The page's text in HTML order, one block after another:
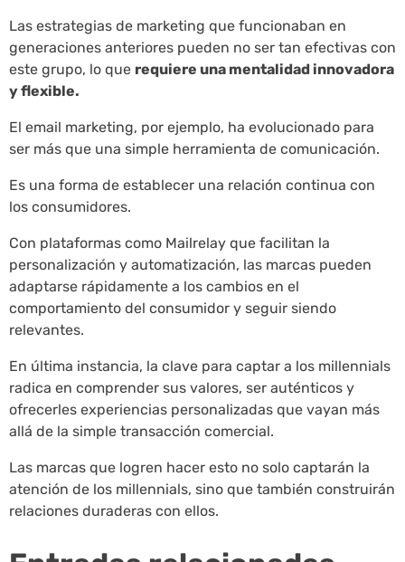
Las estrategias de marketing que funcionaban en
generaciones anteriores pueden no ser tan efectivas con
este grupo, lo que requiere una mentalidad innovadora
y flexible.
El email marketing, por ejemplo, ha evolucionado para
ser más que una simple herramienta de comunicación.
Es una forma de establecer una relación continua con
los consumidores.
Con plataformas como Mailrelay que facilitan la
personalización y automatización, las marcas pueden
adaptarse rápidamente a los cambios en el
comportamiento del consumidor y seguir siendo
relevantes.
En última instancia, la clave para captar a los millennials
radica en comprender sus valores, ser auténticos y
ofrecerles experiencias personalizadas que vayan más
allá de la simple transacción comercial.
Las marcas que logren hacer esto no solo captarán la
atención de los millennials, sino que también construirán
relaciones duraderas con ellos.